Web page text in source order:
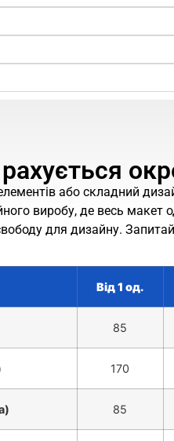
або складний
виробу, де весь макет
для дизайну.
Від 1 од.
85
170
85